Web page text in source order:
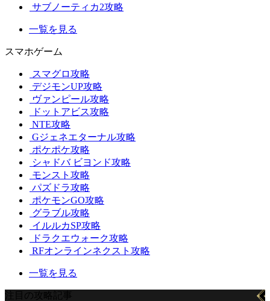
サブノーティカ2攻略
一覧を見る
スマホゲーム
スマグロ攻略
デジモンUP攻略
ヴァンピール攻略
ドットアビス攻略
NTE攻略
Gジェネエターナル攻略
ポケポケ攻略
シャドバ ビヨンド攻略
モンスト攻略
パズドラ攻略
ポケモンGO攻略
グラブル攻略
イルルカSP攻略
ドラクエウォーク攻略
RFオンラインネクスト攻略
一覧を見る
注目の攻略記事